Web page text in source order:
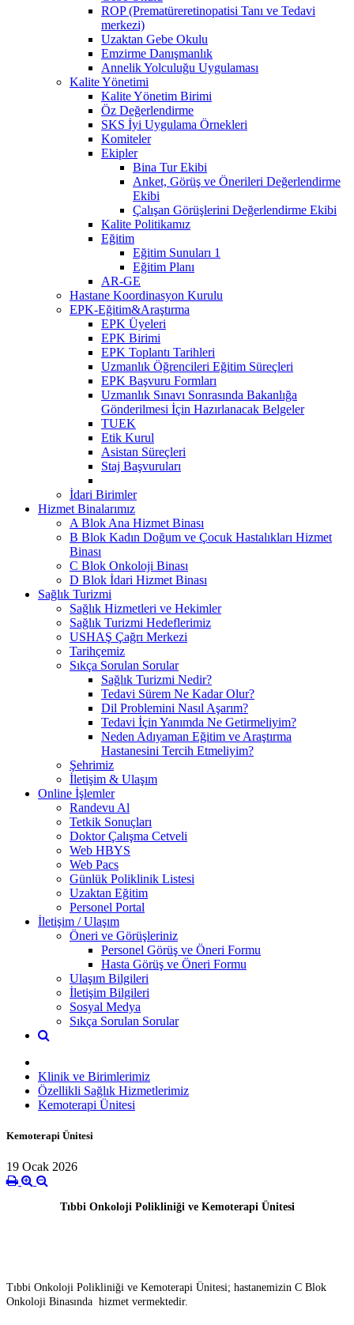
ROP (Prematüreretinopatisi Tanı ve Tedavi
merkezi)
Uzaktan Gebe Okulu
Emzirme Danışmanlık
Annelik Yolculuğu Uygulaması
Kalite Yönetimi
Kalite Yönetim Birimi
Öz Değerlendirme
SKS İyi Uygulama Örnekleri
Komiteler
Ekipler
Bina Tur Ekibi
Anket, Görüş ve Önerileri Değerlendirme
Ekibi
Çalışan Görüşlerini Değerlendirme Ekibi
Kalite Politikamız
Eğitim
Eğitim Sunuları 1
Eğitim Planı
AR-GE
Hastane Koordinasyon Kurulu
EPK-Eğitim&Araştırma
EPK Üyeleri
EPK Birimi
EPK Toplantı Tarihleri
Uzmanlık Öğrencileri Eğitim Süreçleri
EPK Başvuru Formları
Uzmanlık Sınavı Sonrasında Bakanlığa
Gönderilmesi İçin Hazırlanacak Belgeler
TUEK
Etik Kurul
Asistan Süreçleri
Staj Başvuruları
İdari Birimler
Hizmet Binalarımız
A Blok Ana Hizmet Binası
B Blok Kadın Doğum ve Çocuk Hastalıkları Hizmet
Binası
C Blok Onkoloji Binası
D Blok İdari Hizmet Binası
Sağlık Turizmi
Sağlık Hizmetleri ve Hekimler
Sağlık Turizmi Hedeflerimiz
USHAŞ Çağrı Merkezi
Tarihçemiz
Sıkça Sorulan Sorular
Sağlık Turizmi Nedir?
Tedavi Sürem Ne Kadar Olur?
Dil Problemini Nasıl Aşarım?
Tedavi İçin Yanımda Ne Getirmeliyim?
Neden Adıyaman Eğitim ve Araştırma
Hastanesini Tercih Etmeliyim?
Şehrimiz
İletişim & Ulaşım
Online İşlemler
Randevu Al
Tetkik Sonuçları
Doktor Çalışma Cetveli
Web HBYS
Web Pacs
Günlük Poliklinik Listesi
Uzaktan Eğitim
Personel Portal
İletişim / Ulaşım
Öneri ve Görüşleriniz
Personel Görüş ve Öneri Formu
Hasta Görüş ve Öneri Formu
Ulaşım Bilgileri
İletişim Bilgileri
Sosyal Medya
Sıkça Sorulan Sorular
Klinik ve Birimlerimiz
Özellikli Sağlık Hizmetlerimiz
Kemoterapi Ünitesi
Kemoterapi Ünitesi
19 Ocak 2026
Tıbbi Onkoloji Polikliniği ve Kemoterapi Ünitesi
Tıbbi Onkoloji Polikliniği ve Kemoterapi Ünitesi; hastanemizin C Blok
Onkoloji Binasında hizmet vermektedir.